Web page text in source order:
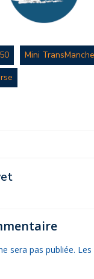
Mini TransManche
sera pas publiée.